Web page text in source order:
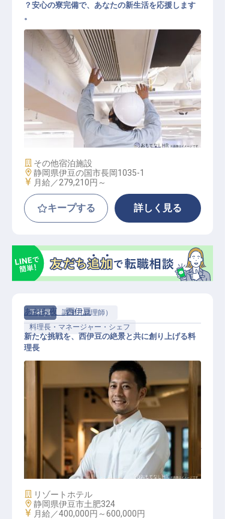
施設管理長候補
？安心の寮完備で、あなたの新生活を応援します
。
施設業態
その他宿泊施設
勤務地
静岡県伊豆の国市長岡1035-1
給与
月給／279,210円～
キープする 詳しく見る
正社員
調理（調理師）
料理長・マネージャー・シェフ
あたら夜 料理長（創作和食/鉄板焼
き）
あたら夜 西伊豆
新たな挑戦を、西伊豆の絶景と共に創り上げる料
理長
施設業態
リゾートホテル
勤務地
静岡県伊豆市土肥324
給与
月給／400,000円～600,000円